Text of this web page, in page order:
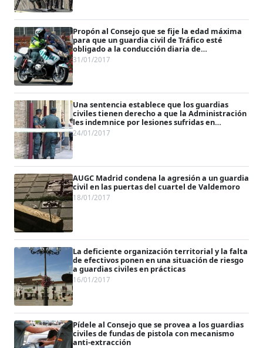
Propón al Consejo que se fije la edad máxima
para que un guardia civil de Tráfico esté
obligado a la conducción diaria de
motocicletas
31/01/2017
Una sentencia establece que los guardias
civiles tienen derecho a que la Administración
les indemnice por lesiones sufridas en
intervenciones
24/01/2017
AUGC Madrid condena la agresión a un guardia
civil en las puertas del cuartel de Valdemoro
18/01/2017
La deficiente organización territorial y la falta
de efectivos ponen en una situación de riesgo
a guardias civiles en prácticas
16/01/2017
Pídele al Consejo que se provea a los guardias
civiles de fundas de pistola con mecanismo
anti-extracción